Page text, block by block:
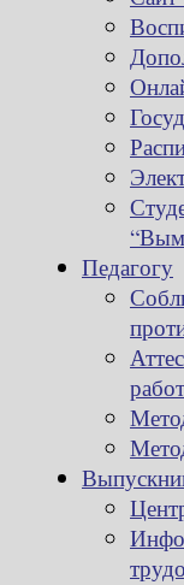
Педагогу